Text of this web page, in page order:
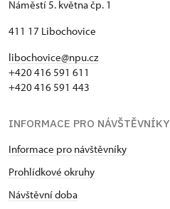
Náměstí 5. května čp. 1
411 17 Libochovice
libochovice@npu.cz
+420 416 591 611
+420 416 591 443
INFORMACE PRO NÁVŠTĚVNÍKY
Informace pro návštěvníky
Prohlídkové okruhy
Návštěvní doba